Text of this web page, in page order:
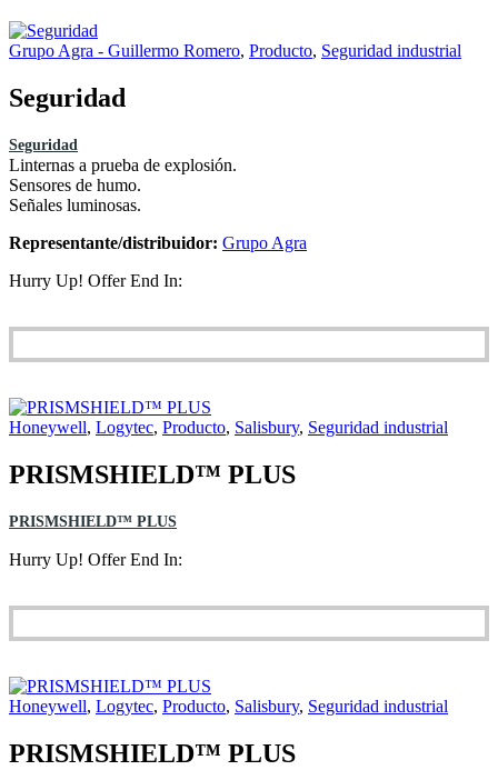
Grupo Agra - Guillermo Romero, Producto, Seguridad industrial
Seguridad
Seguridad
Linternas a prueba de explosión.
Sensores de humo.
Señales luminosas.
Representante/distribuidor: Grupo Agra
Hurry Up! Offer End In:
Honeywell, Logytec, Producto, Salisbury, Seguridad industrial
PRISMSHIELD™ PLUS
PRISMSHIELD™ PLUS
Hurry Up! Offer End In:
Honeywell, Logytec, Producto, Salisbury, Seguridad industrial
PRISMSHIELD™ PLUS